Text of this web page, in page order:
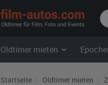
film-
Oldtimer mieten
Startseite Oldtimer mieten